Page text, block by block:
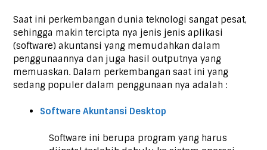
Saat ini perkembangan dunia teknologi sangat pesat,
sehingga makin tercipta nya jenis jenis aplikasi
(software) akuntansi yang memudahkan dalam
penggunaannya dan juga hasil outputnya yang
memuaskan. Dalam perkembangan saat ini yang
sedang populer dalam penggunaan nya adalah :
Software Akuntansi Desktop
Software ini berupa program yang harus